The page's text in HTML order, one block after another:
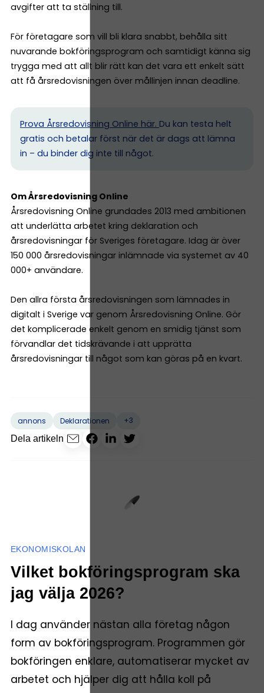
avgifter att ta ställning till.
För företagare som vill bli klara snabbt, behålla sitt
nuvarande bokföringsprogram och samtidigt känna sig
trygga med att allt blir rätt kan det vara ett enkelt sätt
att få årsredovisningen över mållinjen innan deadline.
Prova Årsredovisning Online här. Du kan testa helt
gratis och betalar först när det är dags att lämna
in – du binder dig inte till något.
Om Årsredovisning Online
Årsredovisning Online grundades 2013 med ambitionen
att underlätta arbetet kring deklaration och
årsredovisningar för Sveriges företagare. Idag är över
150 000 årsredovisningar inlämnade via systemet av 40
000+ användare.
Den allra första årsredovisningen som lämnades in
digitalt i Sverige var genom Årsredovisning Online. Gör
det komplicerade enkelt genom en smidig tjänst som
förvandlar det tidskrävande i att upprätta
årsredovisningar till något som kan göras på en kvart.
annons Deklarationen
+3
Dela artikeln
EKONOMISKOLAN
Vilket bokföringsprogram ska
jag välja 2026?
I dag använder nästan alla företag någon
form av bokföringsprogram. Programmen gör
bokföringen enklare, automatiserar mycket av
arbetet och hjälper dig att hålla koll på